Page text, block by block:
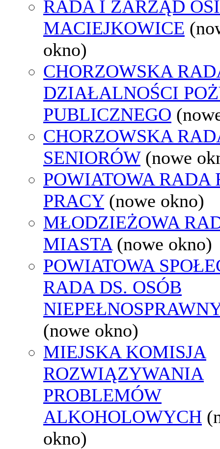
RADA I ZARZĄD
MACIEJKOWICE
okno)
CHORZOWSKA
DZIAŁALNOŚCI
PUBLICZNEGO
CHORZOWSKA
SENIORÓW (nowe
POWIATOWA RADA
PRACY (nowe okno)
MŁODZIEŻOWA
MIASTA (nowe okno)
POWIATOWA
RADA DS. OSÓB
(nowe okno)
MIEJSKA KOMISJA
ROZWIĄZYWANIA
PROBLEMÓW
ALKOHOLOWYCH
okno)